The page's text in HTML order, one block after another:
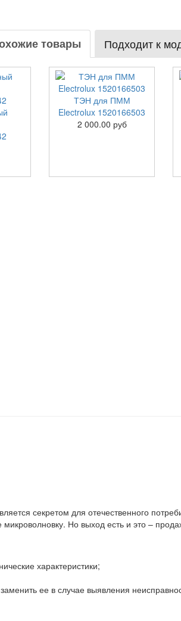
товары Подходит к
ТЭН для ПММ
Electrolux 1520166503
2 000.00 руб
секретом для отечественного
Но выход есть и это –
характеристики;
ее в случае выявления